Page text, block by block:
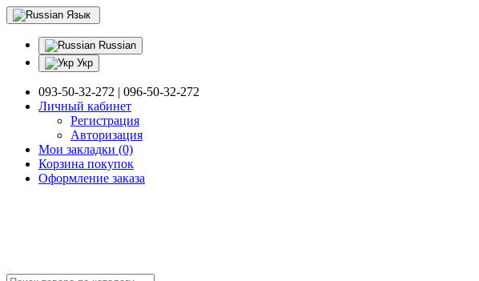
Язык
Russian
Укр
093-50-32-272 | 096-50-32-272
Личный кабинет
Регистрация
Авторизация
Мои закладки (0)
Корзина покупок
Оформление заказа